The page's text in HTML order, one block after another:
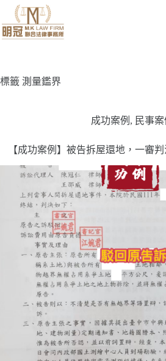
標籤 測量鑑界
成功案例 , 民事案
【成功案例】被告拆屋還地，一審